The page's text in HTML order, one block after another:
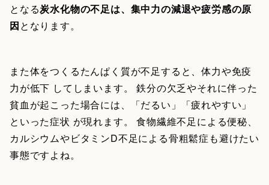
となる炭水化物の不足は、集中力の減退や疲労感の原
因となります。
また体をつくるたんぱく質が不足すると、体力や免疫
力が低下 してしまいます。 鉄分の欠乏やそれに伴った
貧血が起こった場合には、「だるい」「疲れやすい」
といった症状 が現れます。 食物繊維不足による便秘、
カルシウムやビタミンD不足による骨粗鬆症も避けたい
事態ですよね。